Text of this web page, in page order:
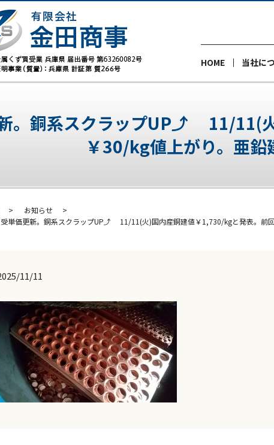
HOME 当社に
。銅系スクラップUP⤴ 11/11(
￥30/kg値上がり。亜鉛
お知らせ
単価更新。銅系スクラップUP⤴ 11/11(火)国内産銅建値￥1,730/kgと発表。前
11/11